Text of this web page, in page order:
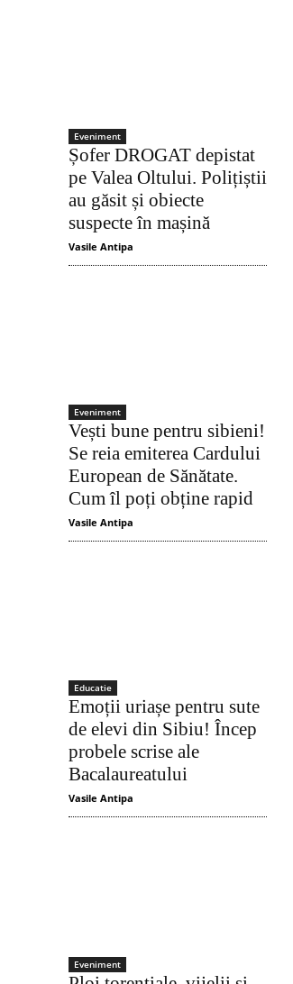
Eveniment
Șofer DROGAT depistat
pe Valea Oltului. Polițiștii
au găsit și obiecte
suspecte în mașină
Vasile Antipa
Eveniment
Vești bune pentru sibieni!
Se reia emiterea Cardului
European de Sănătate.
Cum îl poți obține rapid
Vasile Antipa
Educatie
Emoții uriașe pentru sute
de elevi din Sibiu! Încep
probele scrise ale
Bacalaureatului
Vasile Antipa
Eveniment